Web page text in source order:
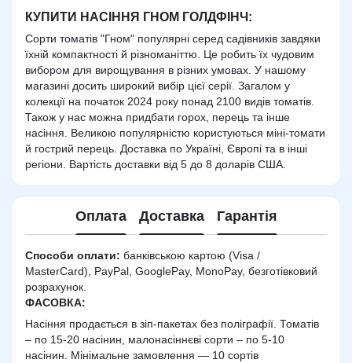
КУПИТИ НАСІННЯ ГНОМ ГОЛДФІНЧ:
Сорти томатів "Гном" популярні серед садівників завдяки
їхній компактності й різноманіттю. Це робить їх чудовим
вибором для вирощування в різних умовах. У нашому
магазині досить широкий вибір цієї серії. Загалом у
колекції на початок 2024 року понад 2100 видів томатів.
Також у нас можна придбати горох, перець та інше
насіння. Великою популярністю користуються міні-томати
й гострий перець. Доставка по Україні, Європі та в інші
регіони. Вартість доставки від 5 до 8 доларів США.
Оплата Доставка Гарантія
Способи оплати: банківською картою (Visa /
MasterCard), PayPal, GooglePay, MonoPay, безготівковий
розрахунок.
ФАСОВКА:
Насіння продається в зіп-пакетах без поліграфії. Томатів
– по 15-20 насінин, малонасіннєві сорти – по 5-10
насінин. Мінімальне замовлення — 10 сортів